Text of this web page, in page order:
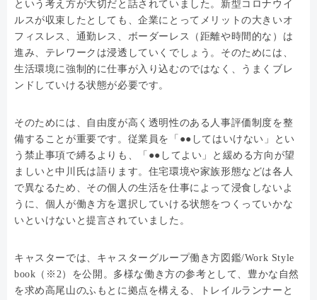
という考え方が大切だと話されていました。新型コロナウイ
ルスが収束したとしても、企業にとってメリットの大きいオ
フィスレス、通勤レス、ボーダーレス（距離や時間的な）は
進み、テレワークは浸透していくでしょう。そのためには、
生活環境に強制的に仕事が入り込むのではなく、うまくブレ
ンドしていける状態が必要です。
そのためには、自由度が高く透明性のある人事評価制度を整
備することが重要です。従業員を「●●してはいけない」とい
う禁止事項で縛るよりも、「●●してよい」と緩める方向が望
ましいと中川氏は語ります。住宅環境や家族形態などは各人
で異なるため、その個人の生活を仕事によって浸食しないよ
うに、個人が働き方を選択していける状態をつくっていかな
いといけないと提言されていました。
キャスターでは、キャスターグループ働き方図鑑/Work Style
book（※2）を公開。多様な働き方の参考として、豊かな自然
を求め高尾山のふもとに拠点を構える、トレイルランナーと